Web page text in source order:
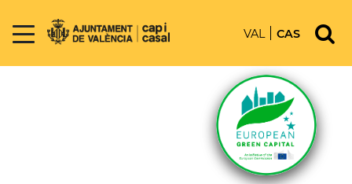
VAL CAS